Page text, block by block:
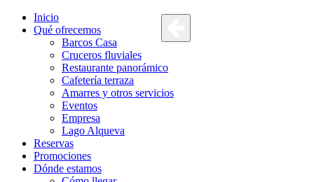
Inicio
Qué ofrecemos
Barcos Casa
Cruceros fluviales
Restaurante panorámico
Cafetería terraza
Amarres y otros servicios
Eventos
Empresa
Lago Alqueva
Reservas
Promociones
Dónde estamos